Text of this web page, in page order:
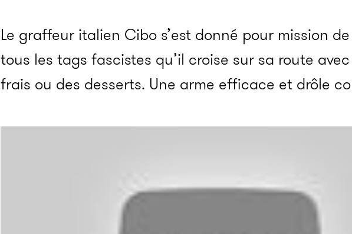
Le graffeur italien Cibo s’est donné pour mission
tous les tags fascistes qu’il croise sur sa route
frais ou des desserts. Une arme efficace et drôle